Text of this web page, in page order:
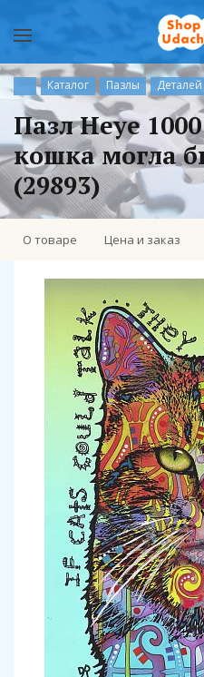
Каталог Пазлы Деталей
Пазл Heye
кошка могла
(29893)
О товаре Цена и заказ